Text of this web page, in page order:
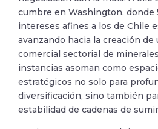
cumbre en Washington, donde
intereses afines a los de Chile
avanzando hacia la creación
comercial sectorial de
instancias asoman como
estratégicos no solo para
diversificación, sino también
estabilidad de cadenas de